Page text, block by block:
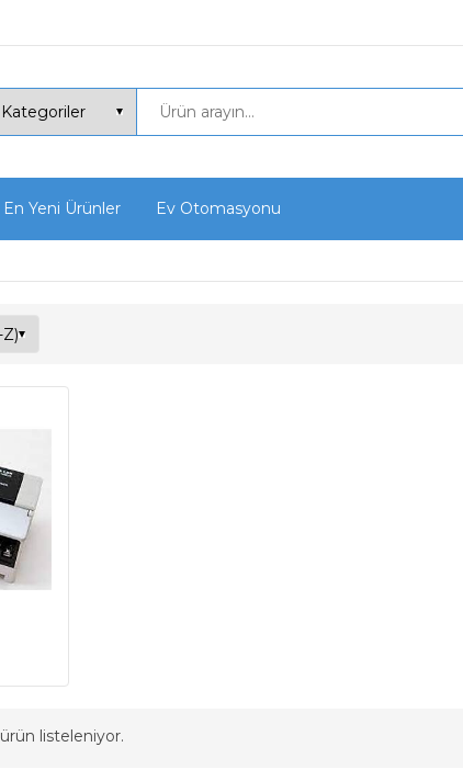
En Yeni Ürünler Ev Otomasyonu
ürün listeleniyor.